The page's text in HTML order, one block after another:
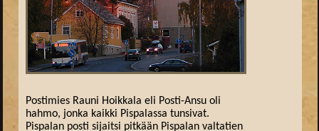
Postimies Rauni Hoikkala eli Posti-Ansu oli
hahmo, jonka kaikki Pispalassa tunsivat.
Pispalan posti sijaitsi pitkään Pispalan valtatien